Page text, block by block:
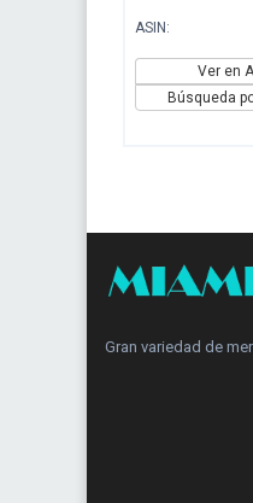
ASIN:
Ver en
Búsqueda
Gran variedad de